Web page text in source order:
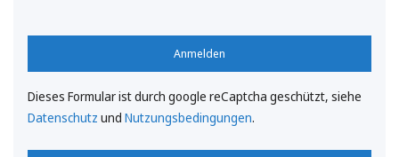
Anmelden
Dieses Formular ist durch google reCaptcha geschützt, siehe
Datenschutz und Nutzungsbedingungen.